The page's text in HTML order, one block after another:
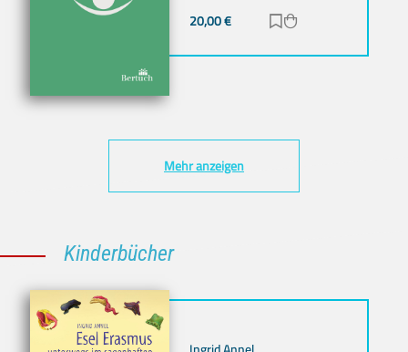
20,00€ Zur Merkliste
Mehr anzeigen
Kinderbücher